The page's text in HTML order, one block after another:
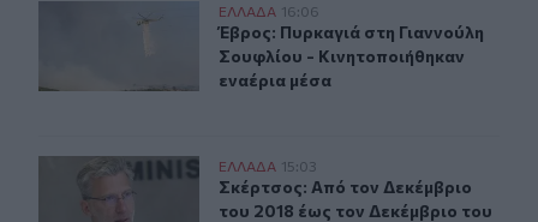
Έβρος: Πυρκαγιά στη Γιαννούλη Σουφλίου -
ΕΛΛAΔΑ 16:06
Έβρος: Πυρκαγιά στη Γιαννούλη
Έβρος: Πυρκαγιά στη Γιαννούλη
Σουφλίου - Κινητοποιήθηκαν
εναέρια μέσα
Σκέρτσος: Από τον Δεκέμβριο του 2018 έως τον
ΕΛΛAΔΑ 15:03
Σκέρτσος: Από τον Δεκέμβριο του
Σκέρτσος: Από τον Δεκέμβριο
του 2018 έως τον Δεκέμβριο του